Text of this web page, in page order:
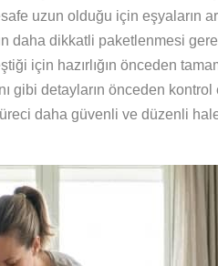
uzun olduğu için eşyaların
daha dikkatli paketlenmesi
için hazırlığın önceden
gibi detayların önceden
daha güvenli ve düzenli